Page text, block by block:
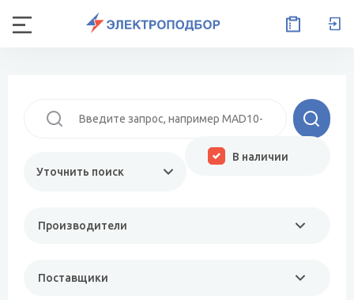
Уточнить поиск
Производители
Поставщики
В наличии